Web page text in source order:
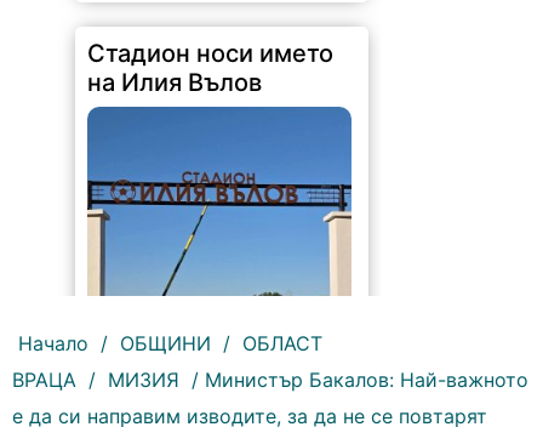
Стадион носи името
на Илия Вълов
Начало / ОБЩИНИ / ОБЛАСТ
ВРАЦА / МИЗИЯ / Министър Бакалов: Най-важното
е да си направим изводите, за да не се повтарят